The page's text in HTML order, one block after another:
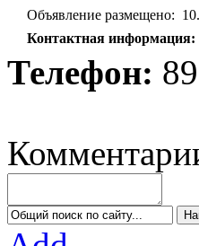
Объявление размещено:
Контактная информация:
Телефон: